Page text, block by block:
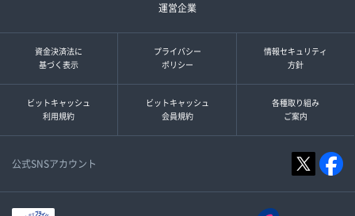
運営企業
資金決済法に
基づく表示
プライバシー
ポリシー
情報セキュリティ
方針
ビットキャッシュ
利用規約
ビットキャッシュ
会員規約
各種取り組み
ご案内
公式SNSアカウント